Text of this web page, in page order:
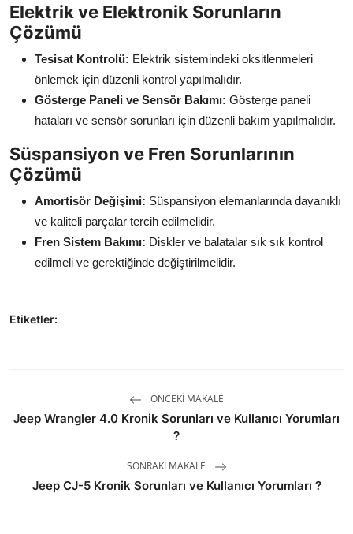
Elektrik ve Elektronik Sorunların
Çözümü
Tesisat Kontrolü: Elektrik sistemindeki oksitlenmeleri
önlemek için düzenli kontrol yapılmalıdır.
Gösterge Paneli ve Sensör Bakımı: Gösterge paneli
hataları ve sensör sorunları için düzenli bakım yapılmalıdır.
Süspansiyon ve Fren Sorunlarının
Çözümü
Amortisör Değişimi: Süspansiyon elemanlarında dayanıklı
ve kaliteli parçalar tercih edilmelidir.
Fren Sistem Bakımı: Diskler ve balatalar sık sık kontrol
edilmeli ve gerektiğinde değiştirilmelidir.
Etiketler:
ÖNCEKI MAKALE
Jeep Wrangler 4.0 Kronik Sorunları ve Kullanıcı Yorumları
?
SONRAKI MAKALE
Jeep CJ-5 Kronik Sorunları ve Kullanıcı Yorumları ?